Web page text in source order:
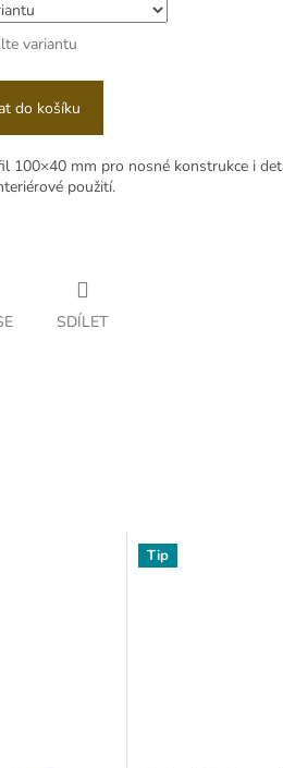
variantu
do košíku
100×40 mm pro nosné konstrukce i
použití.
SDÍLET
Tip